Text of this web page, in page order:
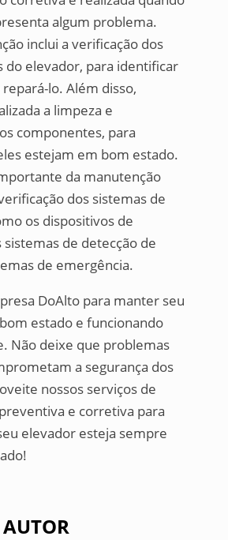
algum problema.
inclui a verificação dos
do elevador, para identificar
lo. Além disso,
a limpeza e
componentes, para
estejam em bom estado.
da manutenção
dos sistemas de
os dispositivos de
sistemas de detecção de
de emergência.
DoAlto para manter seu
estado e funcionando
Não deixe que problemas
a segurança dos
nossos serviços de
e corretiva para
elevador esteja sempre
AUTOR